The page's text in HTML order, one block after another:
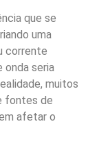
que se
uma
corrente
onda seria
muitos
fontes de
afetar o